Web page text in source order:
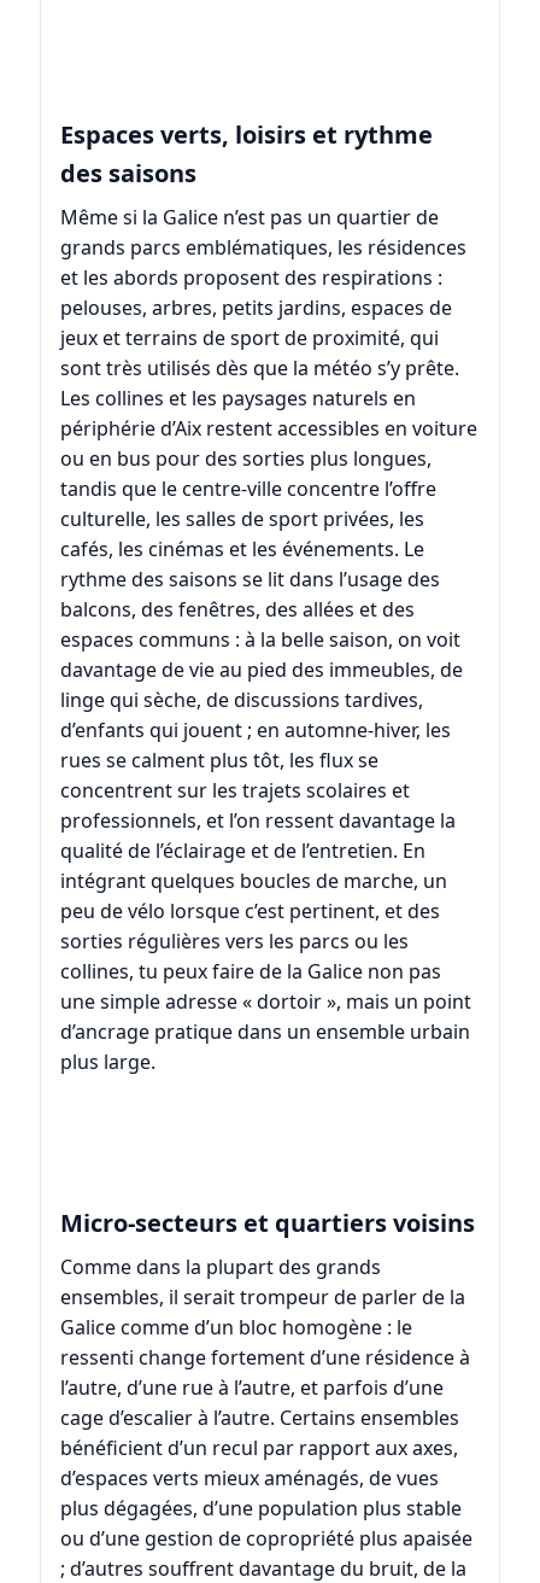
Espaces verts, loisirs et rythme
des saisons
Même si la Galice n’est pas un quartier de
grands parcs emblématiques, les résidences
et les abords proposent des respirations :
pelouses, arbres, petits jardins, espaces de
jeux et terrains de sport de proximité, qui
sont très utilisés dès que la météo s’y prête.
Les collines et les paysages naturels en
périphérie d’Aix restent accessibles en voiture
ou en bus pour des sorties plus longues,
tandis que le centre-ville concentre l’offre
culturelle, les salles de sport privées, les
cafés, les cinémas et les événements. Le
rythme des saisons se lit dans l’usage des
balcons, des fenêtres, des allées et des
espaces communs : à la belle saison, on voit
davantage de vie au pied des immeubles, de
linge qui sèche, de discussions tardives,
d’enfants qui jouent ; en automne-hiver, les
rues se calment plus tôt, les flux se
concentrent sur les trajets scolaires et
professionnels, et l’on ressent davantage la
qualité de l’éclairage et de l’entretien. En
intégrant quelques boucles de marche, un
peu de vélo lorsque c’est pertinent, et des
sorties régulières vers les parcs ou les
collines, tu peux faire de la Galice non pas
une simple adresse « dortoir », mais un point
d’ancrage pratique dans un ensemble urbain
plus large.
Micro-secteurs et quartiers voisins
Comme dans la plupart des grands
ensembles, il serait trompeur de parler de la
Galice comme d’un bloc homogène : le
ressenti change fortement d’une résidence à
l’autre, d’une rue à l’autre, et parfois d’une
cage d’escalier à l’autre. Certains ensembles
bénéficient d’un recul par rapport aux axes,
d’espaces verts mieux aménagés, de vues
plus dégagées, d’une population plus stable
ou d’une gestion de copropriété plus apaisée
; d’autres souffrent davantage du bruit, de la